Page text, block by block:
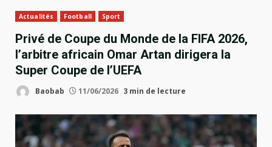
Actualités Football Sport
Privé de Coupe du Monde de la FIFA 2026,
l’arbitre africain Omar Artan dirigera la
Super Coupe de l’UEFA
Baobab 11/06/2026 3 min de lecture